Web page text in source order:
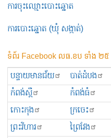
ការចុះឈ្មោះបោះឆ្នោត
ការបោះឆ្នោត (ឃុំ សង្កាត់)
ទំព័រ Facebook លធ.ខប ទាំង ២៥
បន្ទាយមានជ័យ បាត់ដំបង
កំពង់ស្ពឺ
កំពង់ធំ
កោះកុង
ក្រចេះ
ព្រះ​វិហារ
ព្រៃវែង